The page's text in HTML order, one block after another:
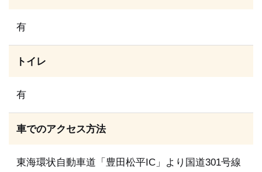
有
トイレ
有
車でのアクセス方法
東海環状自動車道「豊田松平IC」より国道301号線